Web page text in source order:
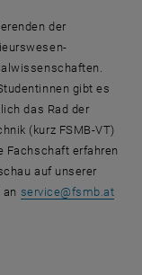
der
gibt es
das Rad der
(kurz FSMB-VT)
Fachschaft erfahren
auf unserer
Fenster
service@fsmb.at